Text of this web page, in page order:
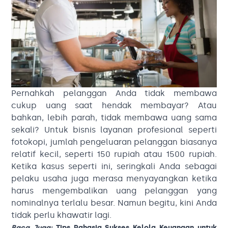
Pernahkah pelanggan Anda tidak membawa
cukup uang saat hendak membayar? Atau
bahkan, lebih parah, tidak membawa uang sama
sekali? Untuk bisnis layanan profesional seperti
fotokopi, jumlah pengeluaran pelanggan biasanya
relatif kecil, seperti 150 rupiah atau 1500 rupiah.
Ketika kasus seperti ini, seringkali Anda sebagai
pelaku usaha juga merasa menyayangkan ketika
harus mengembalikan uang pelanggan yang
nominalnya terlalu besar. Namun begitu, kini Anda
tidak perlu khawatir lagi.